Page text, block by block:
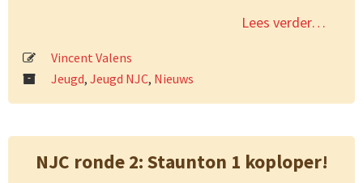
Lees verder…
Vincent Valens
Jeugd, Jeugd NJC, Nieuws
NJC ronde 2: Staunton 1 koploper!